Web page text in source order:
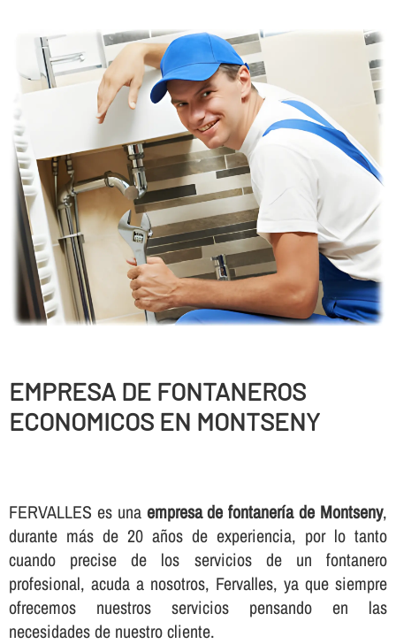
EMPRESA DE FONTANEROS
ECONOMICOS EN MONTSENY
FERVALLES es una empresa de fontanerí­a de Montseny,
durante más de 20 años de experiencia, por lo tanto
cuando precise de los servicios de un fontanero
profesional, acuda a nosotros, Fervalles, ya que siempre
ofrecemos nuestros servicios pensando en las
necesidades de nuestro cliente.